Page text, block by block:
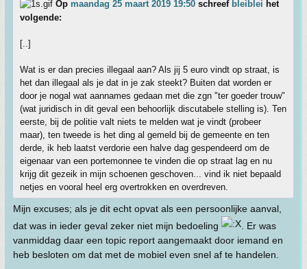
Op maandag 25 maart 2019 19:50 schreef bleiblei het
volgende:
[..]
Wat is er dan precies illegaal aan? Als jij 5 euro vindt op straat, is
het dan illegaal als je dat in je zak steekt? Buiten dat worden er
door je nogal wat aannames gedaan met die zgn "ter goeder trouw"
(wat juridisch in dit geval een behoorlijk discutabele stelling is). Ten
eerste, bij de politie valt niets te melden wat je vindt (probeer
maar), ten tweede is het ding al gemeld bij de gemeente en ten
derde, ik heb laatst verdorie een halve dag gespendeerd om de
eigenaar van een portemonnee te vinden die op straat lag en nu
krijg dit gezeik in mijn schoenen geschoven... vind ik niet bepaald
netjes en vooral heel erg overtrokken en overdreven.
Mijn excuses; als je dit echt opvat als een persoonlijke aanval,
dat was in ieder geval zeker niet mijn bedoeling
. Er was
vanmiddag daar een topic report aangemaakt door iemand en
heb besloten om dat met de mobiel even snel af te handelen.